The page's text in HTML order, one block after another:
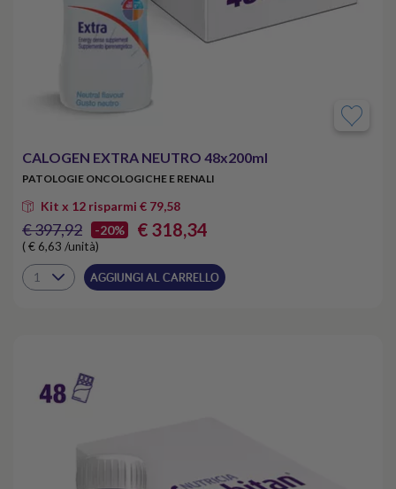
CALOGEN EXTRA NEUTRO 48x200ml
PATOLOGIE ONCOLOGICHE E RENALI
Kit x 12 risparmi € 79,58
€ 397,92 -20% € 318,34
( € 6,63 /unità)
AGGIUNGI AL CARRELLO